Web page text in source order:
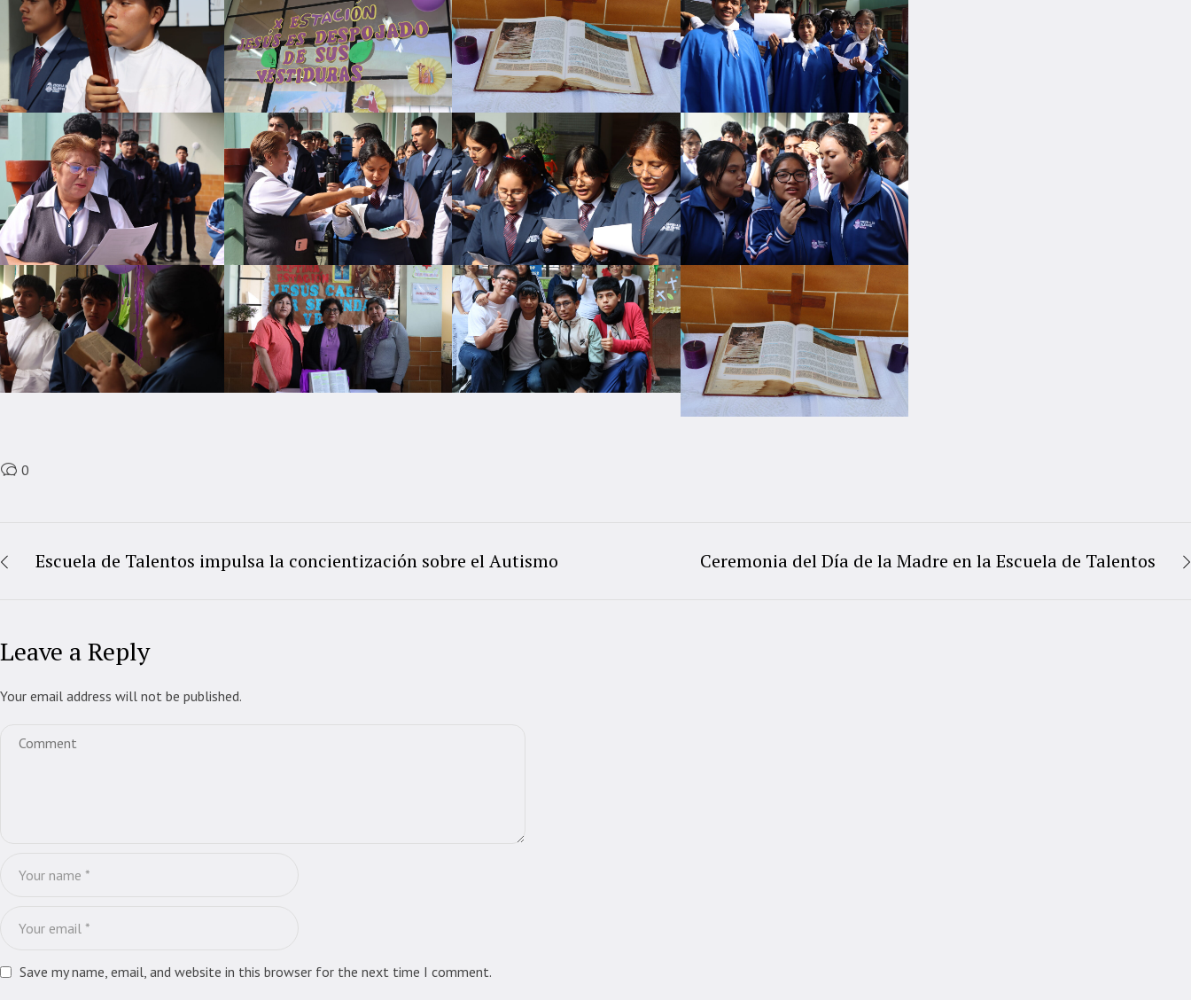
0
Escuela de Talentos impulsa la concientización sobre el Autismo Ceremonia del Día de la Madre en la Escuela de Talentos
Leave a Reply
Your email address will not be published.
Save my name, email, and website in this browser for the next time I comment.